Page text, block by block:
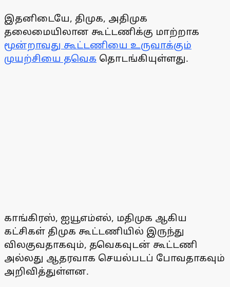
இதனிடையே, திமுக, அதிமுக
தலைமையிலான கூட்டணிக்கு மாற்றாக
மூன்றாவது கூட்டணியை உருவாக்கும்
முயற்சியை தவெக தொடங்கியுள்ளது.
காங்கிரஸ், ஐயூஎம்எல், மதிமுக ஆகிய
கட்சிகள் திமுக கூட்டணியில் இருந்து
விலகுவதாகவும், தவெகவுடன் கூட்டணி
அல்லது ஆதரவாக செயல்படப் போவதாகவும்
அறிவித்துள்ளன.